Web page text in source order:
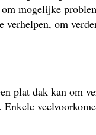
mogelijke
verhelpen, om
plat dak kan om
Enkele